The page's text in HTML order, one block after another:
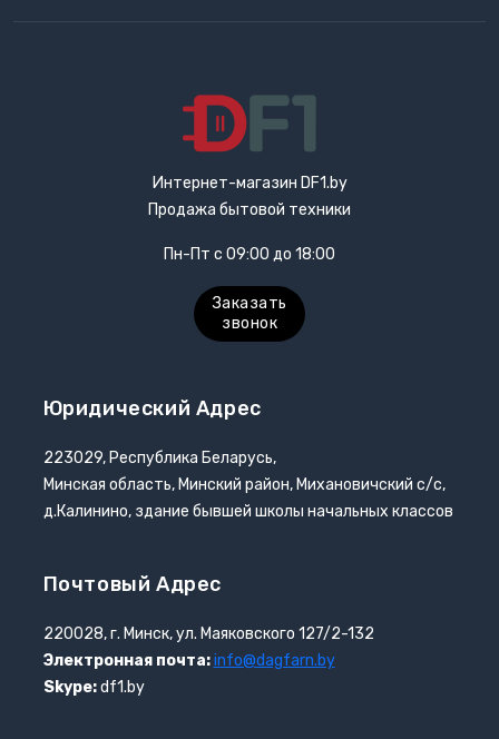
Интернет-магазин DF1.by
Продажа бытовой техники
Пн-Пт с 09:00 до 18:00
Заказать
звонок
Юридический Адрес
223029, Республика Беларусь,
Минская область, Минский район, Михановичский с/с,
д.Калинино, здание бывшей школы начальных классов
Почтовый Адрес
220028, г. Минск, ул. Маяковского 127/2-132
Электронная почта: info@dagfarn.by
Skype:df1.by